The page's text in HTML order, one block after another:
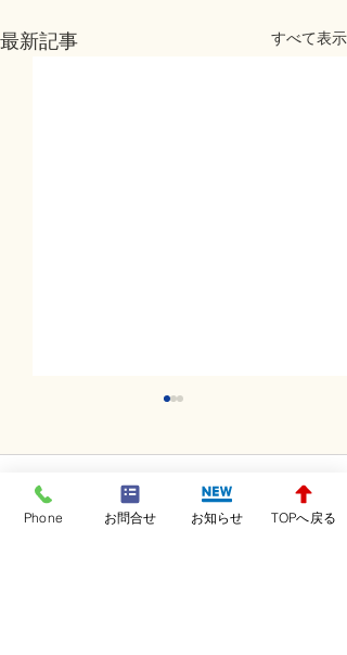
最新記事 すべて表示
コメント
Phone お問合せ お知らせ TOPへ戻る